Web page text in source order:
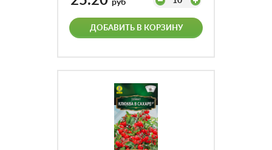
руб
ДОБАВИТЬ В КОРЗИНУ